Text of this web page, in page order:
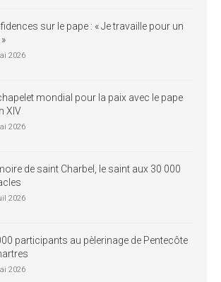
sur le pape : « Je travaille pour un
2026
mondial pour la paix avec le pape
XIV
2026
de saint Charbel, le saint aux 30 000
2026
participants au pèlerinage de Pentecôte
2026